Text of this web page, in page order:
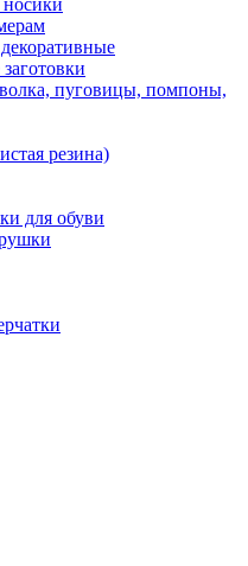
носики
пуговицы, помпоны,
резина)
для обуви